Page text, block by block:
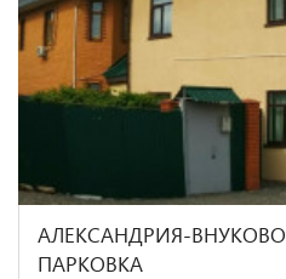
АЛЕКСАНДРИЯ-
ПАРКОВКА